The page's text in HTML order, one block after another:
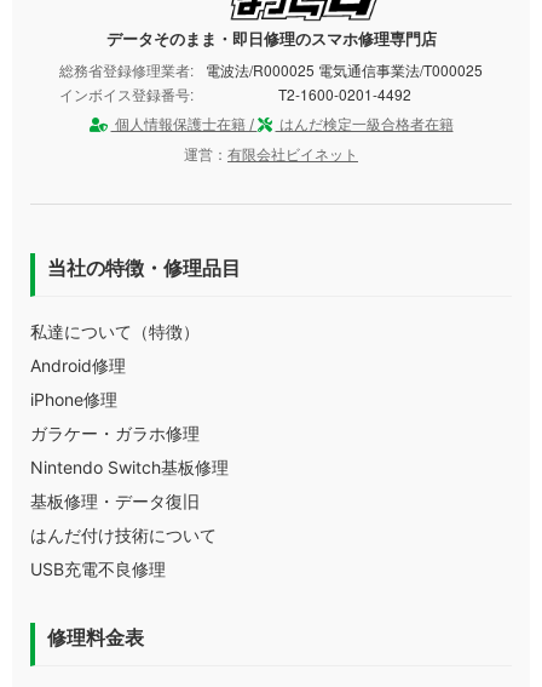
データそのまま・即日修理のスマホ修理専門店
総務省登録修理業者:
電波法/R000025 電気通信事業法/T000025
インボイス登録番号:
T2-1600-0201-4492
個人情報保護士在籍 /
はんだ検定一級合格者在籍
運営： 有限会社ビイネット
当社の特徴・修理品目
私達について（特徴）
Android修理
iPhone修理
ガラケー・ガラホ修理
Nintendo Switch基板修理
基板修理・データ復旧
はんだ付け技術について
USB充電不良修理
修理料金表